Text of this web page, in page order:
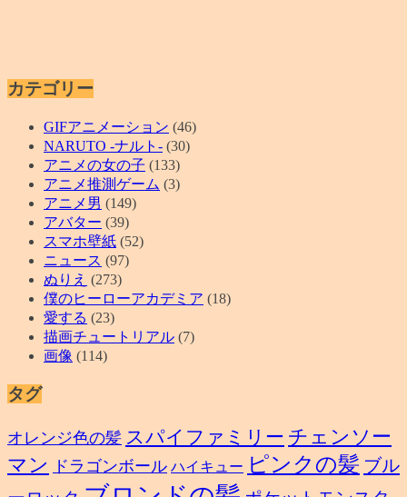
カテゴリー
GIFアニメーション (46)
NARUTO -ナルト- (30)
アニメの女の子 (133)
アニメ推測ゲーム (3)
アニメ男 (149)
アバター (39)
スマホ壁紙 (52)
ニュース (97)
ぬりえ (273)
僕のヒーローアカデミア (18)
愛する (23)
描画チュートリアル (7)
画像 (114)
タグ
オレンジ色の髪 スパイファミリー チェンソー
マン
ドラゴンボール ハイキュー ピンクの髪 ブル